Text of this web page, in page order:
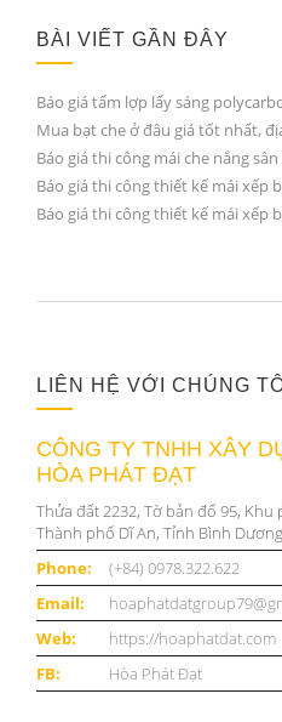
BÀI VIẾT GẦN ĐÂY
Báo giá tấm lợp lấy sáng
Mua bạt che ở đâu giá tốt nhất,
Báo giá thi công mái che nắng
Báo giá thi công thiết kế mái xếp
Báo giá thi công thiết kế mái xếp
LIÊN HỆ VỚI CHÚNG
CÔNG TY TNHH XÂY
HÒA PHÁT ĐẠT
Thửa đất 2232, Tờ bản đố 95,
Thành phố Dĩ An, Tỉnh Bình
Phone:
(+84) 0978.322.622
Email:
Web:
https://hoaphatdat.com
FB:
Hòa Phát Đạt